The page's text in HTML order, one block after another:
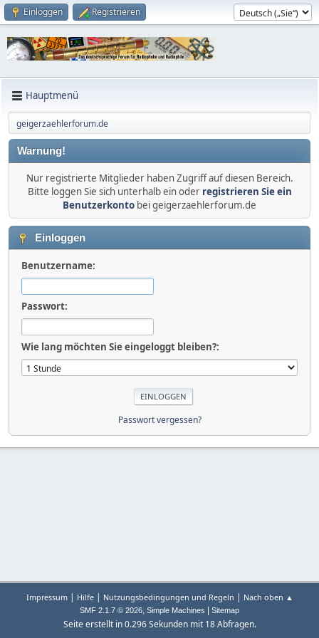
Einloggen Registrieren
Hauptmenü
geigerzaehlerforum.de
Warnung!
Nur registrierte Mitglieder haben Zugriff auf diesen Bereich.
Bitte loggen Sie sich unterhalb ein oder registrieren Sie ein
Benutzerkonto bei geigerzaehlerforum.de
Einloggen
Benutzername:
Passwort:
Wie lang möchten Sie eingeloggt bleiben?:
Passwort vergessen?
Impressum| Hilfe| Nutzungsbedingungen und Regeln | Nach oben ▲
SMF 2.1.7 © 2026, Simple Machines Sitemap
Seite erstellt in 0.296 Sekunden mit 18 Abfragen.